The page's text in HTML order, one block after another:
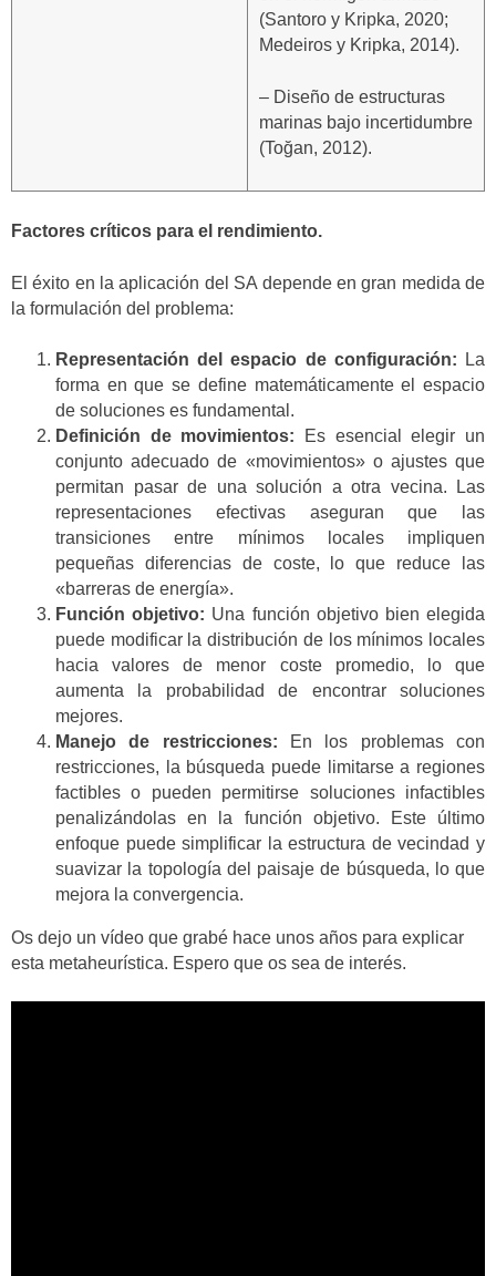
(Santoro y Kripka, 2020;
Medeiros y Kripka, 2014).
– Diseño de estructuras
marinas bajo incertidumbre
(Toğan, 2012).
Factores críticos para el rendimiento.
El éxito en la aplicación del SA depende en gran medida de
la formulación del problema:
Representación del espacio de configuración: La
forma en que se define matemáticamente el espacio
de soluciones es fundamental.
Definición de movimientos: Es esencial elegir un
conjunto adecuado de «movimientos» o ajustes que
permitan pasar de una solución a otra vecina. Las
representaciones efectivas aseguran que las
transiciones entre mínimos locales impliquen
pequeñas diferencias de coste, lo que reduce las
«barreras de energía».
Función objetivo: Una función objetivo bien elegida
puede modificar la distribución de los mínimos locales
hacia valores de menor coste promedio, lo que
aumenta la probabilidad de encontrar soluciones
mejores.
Manejo de restricciones: En los problemas con
restricciones, la búsqueda puede limitarse a regiones
factibles o pueden permitirse soluciones infactibles
penalizándolas en la función objetivo. Este último
enfoque puede simplificar la estructura de vecindad y
suavizar la topología del paisaje de búsqueda, lo que
mejora la convergencia.
Os dejo un vídeo que grabé hace unos años para explicar
esta metaheurística. Espero que os sea de interés.